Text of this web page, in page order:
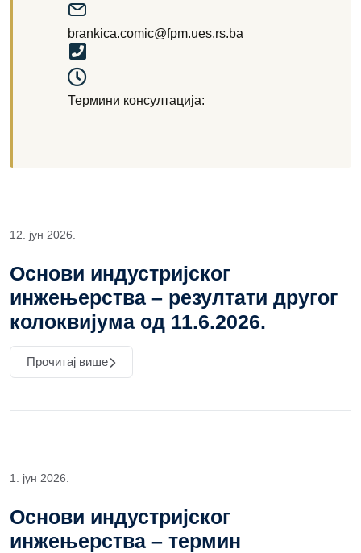
brankica.comic@fpm.ues.rs.ba
Термини консултација:
12. јун 2026.
Основи индустријског
инжењерства – резултати другог
колоквијума од 11.6.2026.
Прочитај више
1. јун 2026.
Основи индустријског
инжењерства – термин